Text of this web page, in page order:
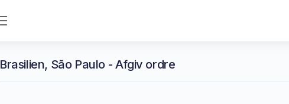
Brasilien, São Paulo - Afgiv ordre